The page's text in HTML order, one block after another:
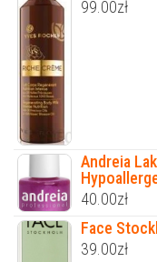
99.00zł
Andreia
40.00zł
Face
39.00zł